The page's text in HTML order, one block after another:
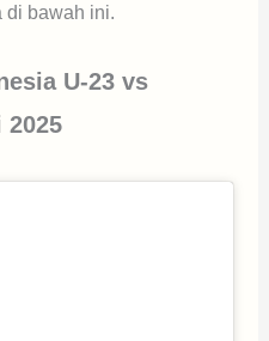
di bawah ini.
U-23 vs
2025